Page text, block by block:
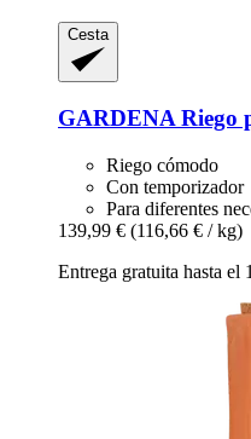
Cesta
GARDENA Riego
Riego cómodo
Con temporizador
Para diferentes
139,99 € (116,66 € / kg)
Entrega gratuita hasta el